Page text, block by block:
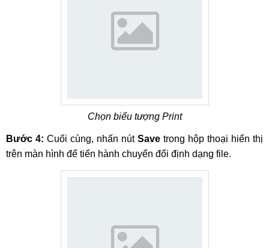
Chọn biểu tượng Print
Bước 4: Cuối cùng, nhấn nút Save trong hộp thoại hiển thị
trên màn hình để tiến hành chuyển đổi định dạng file.